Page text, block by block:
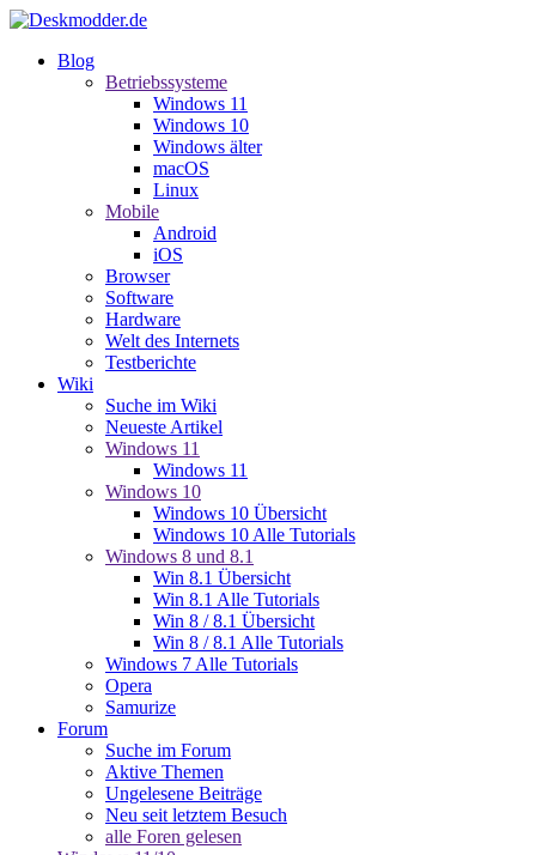
Blog
Betriebssysteme
Windows 11
Windows 10
Windows älter
macOS
Linux
Mobile
Android
iOS
Browser
Software
Hardware
Welt des Internets
Testberichte
Wiki
Suche im Wiki
Neueste Artikel
Windows 11
Windows 11
Windows 10
Windows 10 Übersicht
Windows 10 Alle Tutorials
Windows 8 und 8.1
Win 8.1 Übersicht
Win 8.1 Alle Tutorials
Win 8 / 8.1 Übersicht
Win 8 / 8.1 Alle Tutorials
Windows 7 Alle Tutorials
Opera
Samurize
Forum
Suche im Forum
Aktive Themen
Ungelesene Beiträge
Neu seit letztem Besuch
alle Foren gelesen